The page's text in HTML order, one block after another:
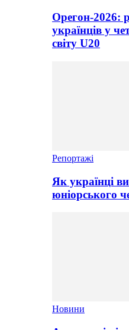
Орегон-2026:
українців у
світу U20
Репортажі
Як українці
юніорського
Новини